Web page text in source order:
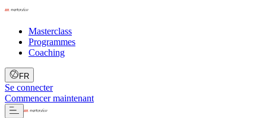
Masterclass
Programmes
Coaching
FR
Se connecter
Commencer maintenant